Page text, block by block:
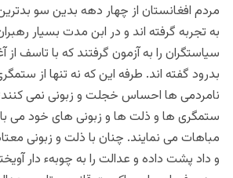
مردم افغانستان از چهار دهه بدین سو
به تجربه گرفته اند و در ابن مدت بسیار
سیاستگران را به آزمون گرفتند که با تاسف از
بدرود گفته اند. طرفه این که نه تنها از
نامردمی ها احساس خجلت و زبونی نمی
ستمگری ها و ذلت ها و زبونی های خود می
مباهات می نمایند. چنان با ذلت و زبونی
و داد پشت داده و عدالت را به چوبهء دار